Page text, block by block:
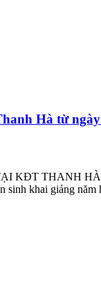
Hà từ ngày
THANH HÀ. –
sinh khai giảng năm